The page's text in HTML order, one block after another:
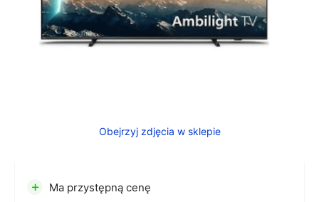
Obejrzyj zdjęcia w sklepie
+ Ma przystępną cenę